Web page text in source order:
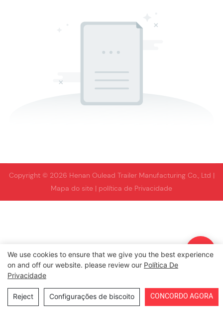
Copyright © 2026 Henan Oulead Trailer Manufacturing Co., Ltd |
Mapa do site | política de Privacidade
We use cookies to ensure that we give you the best experience
on and off our website. please review our Política De
Privacidade
Reject Configurações de biscoito CONCORDO AGORA